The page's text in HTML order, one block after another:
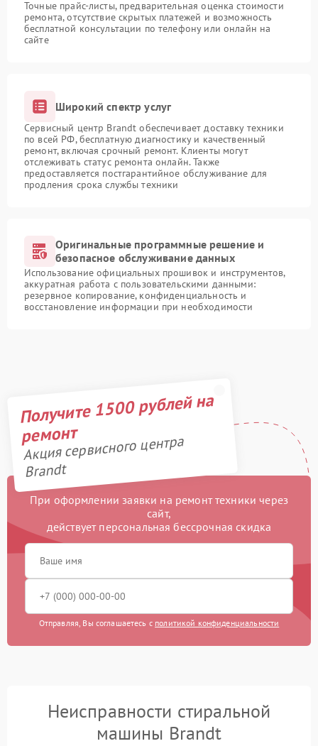
Точные прайс-листы, предварительная оценка стоимости
ремонта, отсутствие скрытых платежей и возможность
бесплатной консультации по телефону или онлайн на
сайте
Широкий спектр услуг
Сервисный центр Brandt обеспечивает доставку техники
по всей РФ, бесплатную диагностику и качественный
ремонт, включая срочный ремонт. Клиенты могут
отслеживать статус ремонта онлайн. Также
предоставляется постгарантийное обслуживание для
продления срока службы техники
Оригинальные программные решение и
безопасное обслуживание данных
Использование официальных прошивок и инструментов,
аккуратная работа с пользовательскими данными:
резервное копирование, конфиденциальность и
восстановление информации при необходимости
Получите 1500 рублей на
ремонт
Акция сервисного центра
Brandt
При оформлении заявки на ремонт техники через
сайт,
действует персональная бессрочная скидка
Отправляя, Вы соглашаетесь с политикой конфиденциальности
Неисправности стиральной
машины Brandt